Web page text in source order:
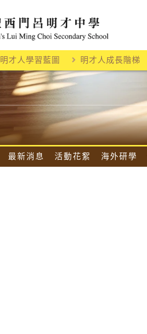
明才人學習藍圖 明才人成長階梯
最新消息 活動花絮 海外研學